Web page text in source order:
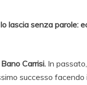
lascia senza parole:
Carrisi. In passato,
successo facendo